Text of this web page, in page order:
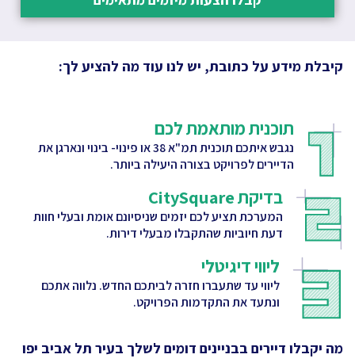
קיבלת מידע על כתובת, יש לנו עוד מה להציע לך:
תוכנית מותאמת לכם
נגבש איתכם תוכנית תמ"א 38 או פינוי- בינוי ונארגן את
הדיירים לפרויקט בצורה היעילה ביותר.
בדיקת CitySquare
המערכת תציע לכם יזמים שניסיונם אומת ובעלי חוות
דעת חיוביות שהתקבלו מבעלי דירות.
ליווי דיגיטלי
ליווי עד שתעברו חזרה לביתכם החדש. נלווה אתכם
ונתעד את התקדמות הפרויקט.
מה יקבלו דיירים בבניינים דומים לשלך בעיר תל אביב יפו